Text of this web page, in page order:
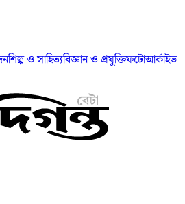
শিল্প ও সাহিত্যবিজ্ঞান ও প্রযুক্তিফটোআর্কাইভ